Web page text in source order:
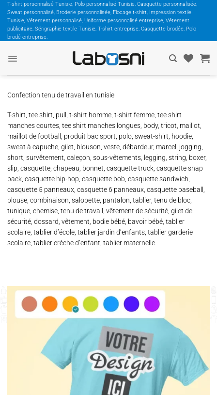
Passer
contenu
T-shirt personnalisé Tunisie, Polo personnalisé Tunisie, Casquette personnalisée,
Sweat personnalisé, Broderie personnalisée, Flocage t-shirt, Impression textile
Tunisie, Vêtement personnalisé, Uniforme personnalisé entreprise, Vêtement
publicitaire, Sérigraphie textile Tunisie, T-shirt entreprise, Casquette brodée, Polo
brodé entreprise,
Confection tenu de travail en tunisie
T-shirt, tee shirt, pull, t-shirt homme, t-shirt femme, tee shirt
manches courtes, tee shirt manches longues, body, tricot, maillot,
maillot de football, produit bac sport, polo, sweat-shirt, hoodie,
sweat à capuche, gilet, blouson, veste, débardeur, marcel, jogging,
short, survêtement, caleçon, sous-vêtements, legging, string, boxer,
slip, casquette, chapeau, bonnet, casquette truck, casquette snap
back, casquette hip-hop, casquette bob, casquette sandwich,
casquette 5 panneaux, casquette 6 panneaux, casquette baseball,
blouse, combinaison, salopette, pantalon, tablier, tenu de bloc,
tunique, chemise, tenu de travail, vêtement de sécurité, gilet de
sécurité, dossard, vêtement, bodie bébé, bavoir bébé, tablier
scolaire, tablier d’école, tablier jardin d’enfants, tablier garderie
scolaire, tablier crèche d’enfant, tablier maternelle.